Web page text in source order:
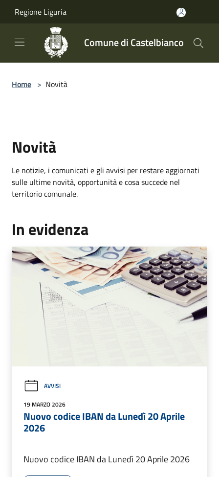
Regione Liguria
Comune di Castelbianco
Home > Novità
Novità
Le notizie, i comunicati e gli avvisi per restare aggiornati
sulle ultime novità, opportunità e cosa succede nel
territorio comunale.
In evidenza
AVVISI
19 MARZO 2026
Nuovo codice IBAN da Lunedì 20 Aprile
2026
Nuovo codice IBAN da Lunedì 20 Aprile 2026